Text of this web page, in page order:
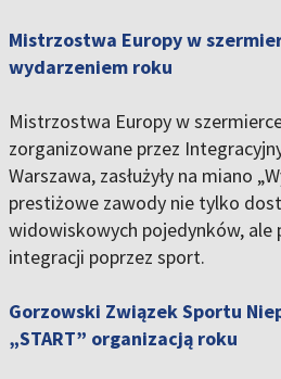
Mistrzostwa Europy w
wydarzeniem roku
Mistrzostwa Europy w
zorganizowane przez
Warszawa, zasłużyły na miano
prestiżowe zawody nie tylko
widowiskowych pojedynków, ale
integracji poprzez sport.
Gorzowski Związek Sportu
„START” organizacją roku